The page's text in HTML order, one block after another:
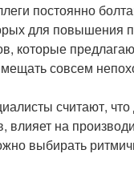
постоянно
для повышения
которые
совсем
считают,
на
выбирать